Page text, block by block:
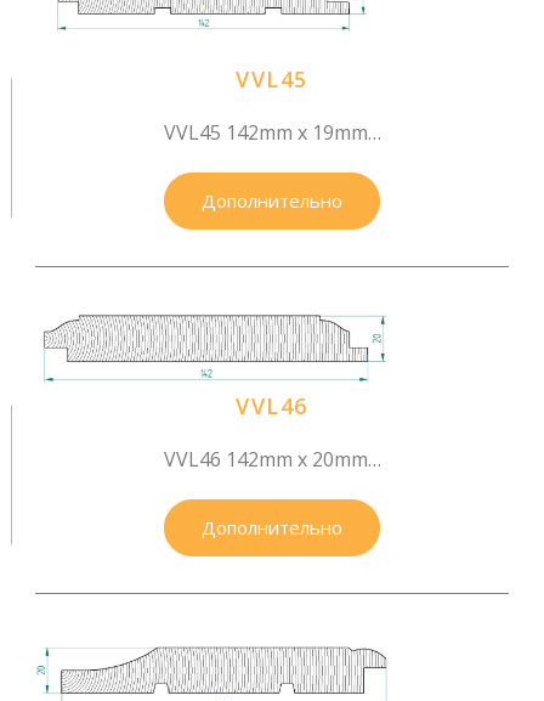
VVL45
VVL45 142mm x 19mm…
Дополнительно
VVL46
VVL46 142mm x 20mm…
Дополнительно